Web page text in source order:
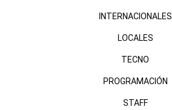
INTERNACIONALES
LOCALES
TECNO
PROGRAMACIÓN
STAFF